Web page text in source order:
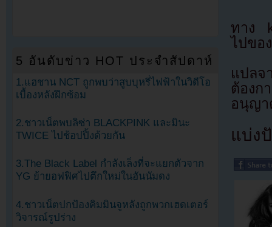
ทาง
ไปขอ
แปล
ต้อง
อนุญา
แบ่ง
5 อันดับข่าว HOT ประจำสัปดาห์
1.แฮชาน NCT ถูกพบว่าสูบบุหรี่ไฟฟ้าในวิดีโอ
เบื้องหลังฝึกซ้อม
2.ชาวเน็ตพบลิซ่า BLACKPINK และมินะ
TWICE ไปช้อปปิ้งด้วยกัน
3.The Black Label กำลังเล็งที่จะแยกตัวจาก
YG ย้ายอฟฟิศไปตึกใหม่ในฮันนัมดง
4.ชาวเน็ตปกป้องคิมมินจูหลังถูกพวกเฮดเตอร์
วิจารณ์รูปร่าง